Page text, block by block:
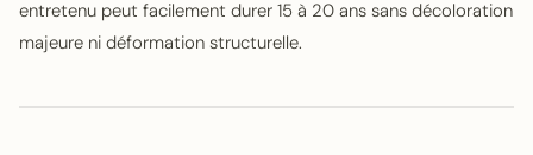
entretenu peut facilement durer 15 à 20 ans sans décoloration
majeure ni déformation structurelle.